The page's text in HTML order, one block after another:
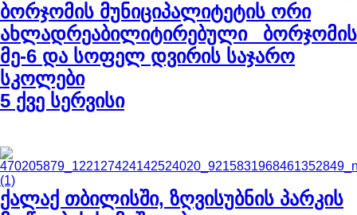
ბორჯომის მუნიციპალიტეტის ორი
ახლადრეაბილიტირებული_ ბორჯომის
მე-6 და სოფელ დვირის საჯარო
სკოლები
5 ქვე სერვისი
ქალაქ თბილისში, ზღვისუბნის პარკის